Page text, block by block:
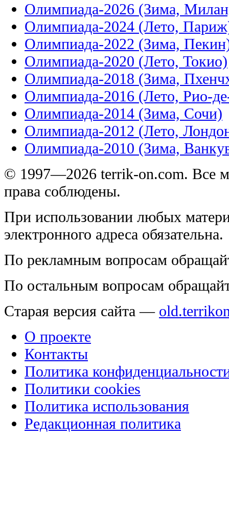
Олимпиада-2026 (Зима,
Олимпиада-2024 (Лето,
Олимпиада-2022 (Зима,
Олимпиада-2020 (Лето, Токио)
Олимпиада-2018 (Зима,
Олимпиада-2016 (Лето, Рио-
Олимпиада-2014 (Зима, Сочи)
Олимпиада-2012 (Лето,
Олимпиада-2010 (Зима,
© 1997—2026 terrik-on.com. Все
права соблюдены.
При использовании любых
электронного адреса обязательна.
По рекламным вопросам
По остальным вопросам
Старая версия сайта —
О проекте
Контакты
Политика
Политики cookies
Политика использования
Редакционная политика